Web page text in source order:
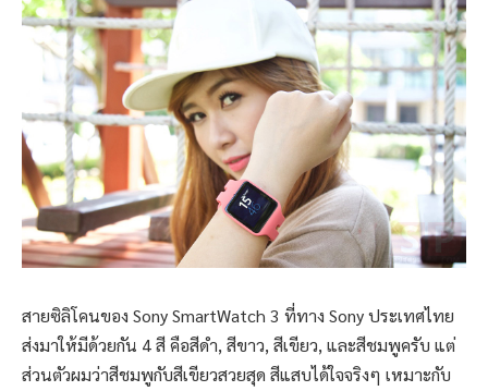
สายซิลิโคนของ Sony SmartWatch 3 ที่ทาง Sony ประเทศไทย
ส่งมาให้มีด้วยกัน 4 สี คือสีดำ, สีขาว, สีเขียว, และสีชมพูครับ แต่
ส่วนตัวผมว่าสีชมพูกับสีเขียวสวยสุด สีแสบได้ใจจริงๆ เหมาะกับ